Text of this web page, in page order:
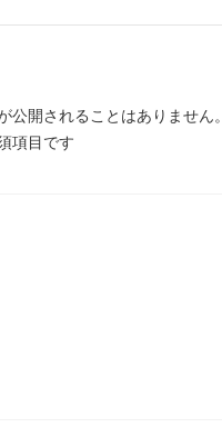
公開されることはありません。
項目です